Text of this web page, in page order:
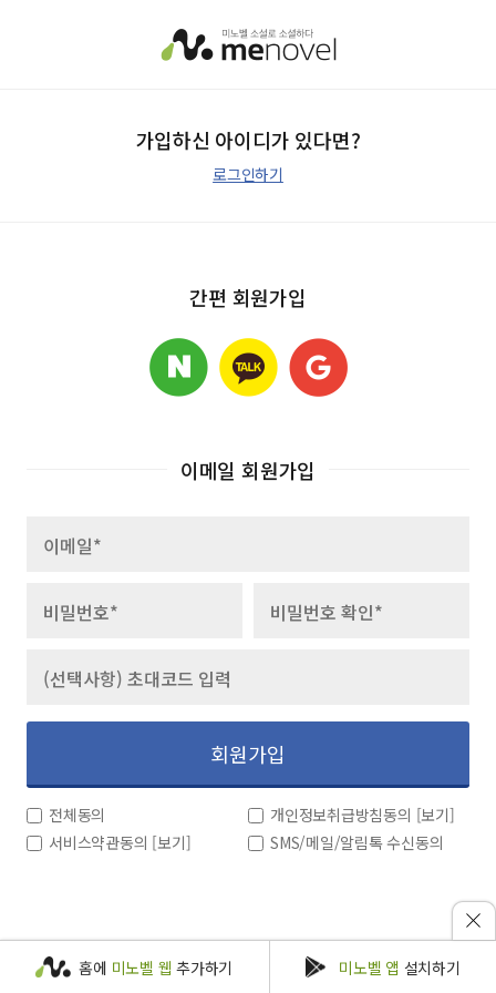
가입하신 아이디가 있다면?
로그인하기
간편 회원가입
이메일 회원가입
회원가입
전체동의 개인정보취급방침동의 [보기]
서비스약관동의 [보기] SMS/메일/알림톡 수신동의
홈에 미노벨 웹 추가하기 미노벨 앱 설치하기